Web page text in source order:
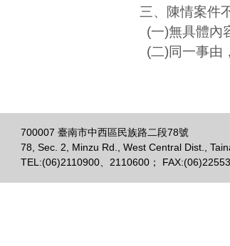
三、陳情案件
(一)無具體內
(二)同一事由
700007 臺南市中西區民族路二段78號
78, Sec. 2, Minzu Rd., West Central Dist.,
TEL:(06)2110900、2110600；